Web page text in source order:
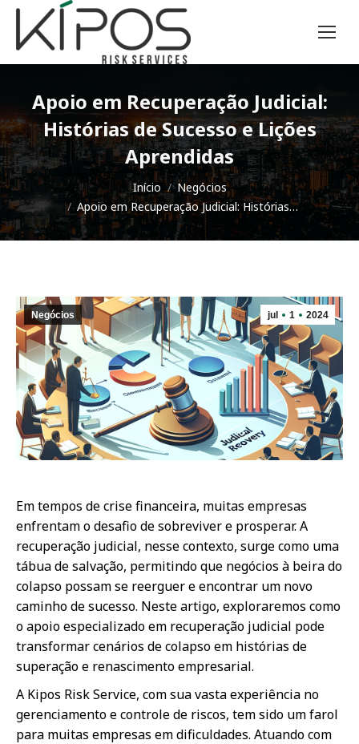
Apoio em Recuperação Judicial:
Histórias de Sucesso e Lições
Aprendidas
Você está aqui: Início
Negócios
Apoio em Recuperação Judicial: Histórias…
jul 1 2024
Negócios
Em tempos de crise financeira, muitas empresas
enfrentam o desafio de sobreviver e prosperar. A
recuperação judicial, nesse contexto, surge como uma
tábua de salvação, permitindo que negócios à beira do
colapso possam se reerguer e encontrar um novo
caminho de sucesso. Neste artigo, exploraremos como
o apoio especializado em recuperação judicial pode
transformar cenários de colapso em histórias de
superação e renascimento empresarial.
A Kipos Risk Service, com sua vasta experiência no
gerenciamento e controle de riscos, tem sido um farol
para muitas empresas em dificuldades. Atuando com